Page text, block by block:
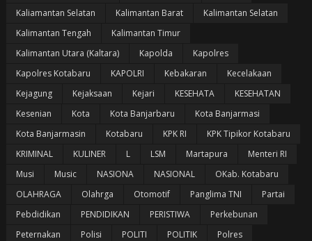
Kaliamantan Selatan
Kalimantan Barat
Kalimantan Selatan
Kalimantan Tengah
Kalimantan Timur
Kalimantan Utara (Kaltara)
Kapolda
Kapolres
Kapolres Kotabaru
KAPOLRI Kebakaran
Kecelakaan
Kejagung
Kejaksaan Kejari KESEHATA
KESEHATAN
Kesenian
Kota Kota Banjarbaru
Kota Banjarmasi
Kota Banjarmasin
Kotabaru KPK RI
KPK Tipikor Kotabaru
KRIMINAL
KULINER L LSM Martapura
Menteri RI
Musi
Music NASIONA NASIONAL
OKab. Kotabaru
OLAHRAGA
Olahrga Otomotif Panglima TNI
Partai
Pebdidikan
PENDIDIKAN PERISTIWA
Perkebunan
Peternakan
Polisi POLITI POLITIK
Polres